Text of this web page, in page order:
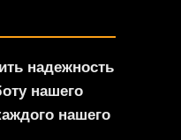
надежность
нашего
нашего